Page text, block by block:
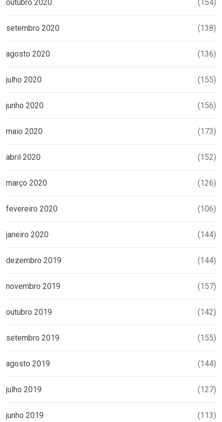
outubro 2020 (154)
setembro 2020 (138)
agosto 2020 (136)
julho 2020 (155)
junho 2020 (156)
maio 2020 (173)
abril 2020 (152)
março 2020 (126)
fevereiro 2020 (106)
janeiro 2020 (144)
dezembro 2019 (144)
novembro 2019 (157)
outubro 2019 (142)
setembro 2019 (155)
agosto 2019 (144)
julho 2019 (127)
junho 2019 (113)